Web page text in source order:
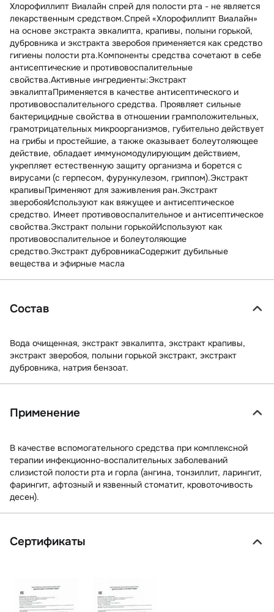
Хлорофиллипт Виалайн спрей для полости рта - не является
лекарственным средством.Спрей «Хлорофиллипт Виалайн»
на основе экстракта эвкалипта, крапивы, полыни горькой,
дубровника и экстракта зверобоя применяется как средство
гигиены полости рта.Компоненты средства сочетают в себе
антисептические и противовоспалительные
свойства.Активные ингредиенты:Экстракт
эвкалиптаПрименяется в качестве антисептического и
противовоспалительного средства. Проявляет сильные
бактерицидные свойства в отношении грамположительных,
грамотрицательных микроорганизмов, губительно действует
на грибы и простейшие, а также оказывает болеутоляющее
действие, обладает иммуномодулирующим действием,
укрепляет естественную защиту организма и борется с
вирусами (с герпесом, фурункулезом, гриппом).Экстракт
крапивыПрименяют для заживления ран.Экстракт
зверобояИспользуют как вяжущее и антисептическое
средство. Имеет противовоспалительное и антисептическое
свойства.Экстракт полыни горькойИспользуют как
противовоспалительное и болеутоляющие
средство.Экстракт дубровникаСодержит дубильные
вещества и эфирные масла
Состав
Вода очищенная, экстракт эвкалипта, экстракт крапивы,
экстракт зверобоя, полыни горькой экстракт, экстракт
дубровника, натрия бензоат.
Применение
В качестве вспомогательного средства при комплексной
терапии инфекционно-воспалительных заболеваний
слизистой полости рта и горла (ангина, тонзиллит, ларингит,
фарингит, афтозный и язвенный стоматит, кровоточивость
десен).
Сертификаты